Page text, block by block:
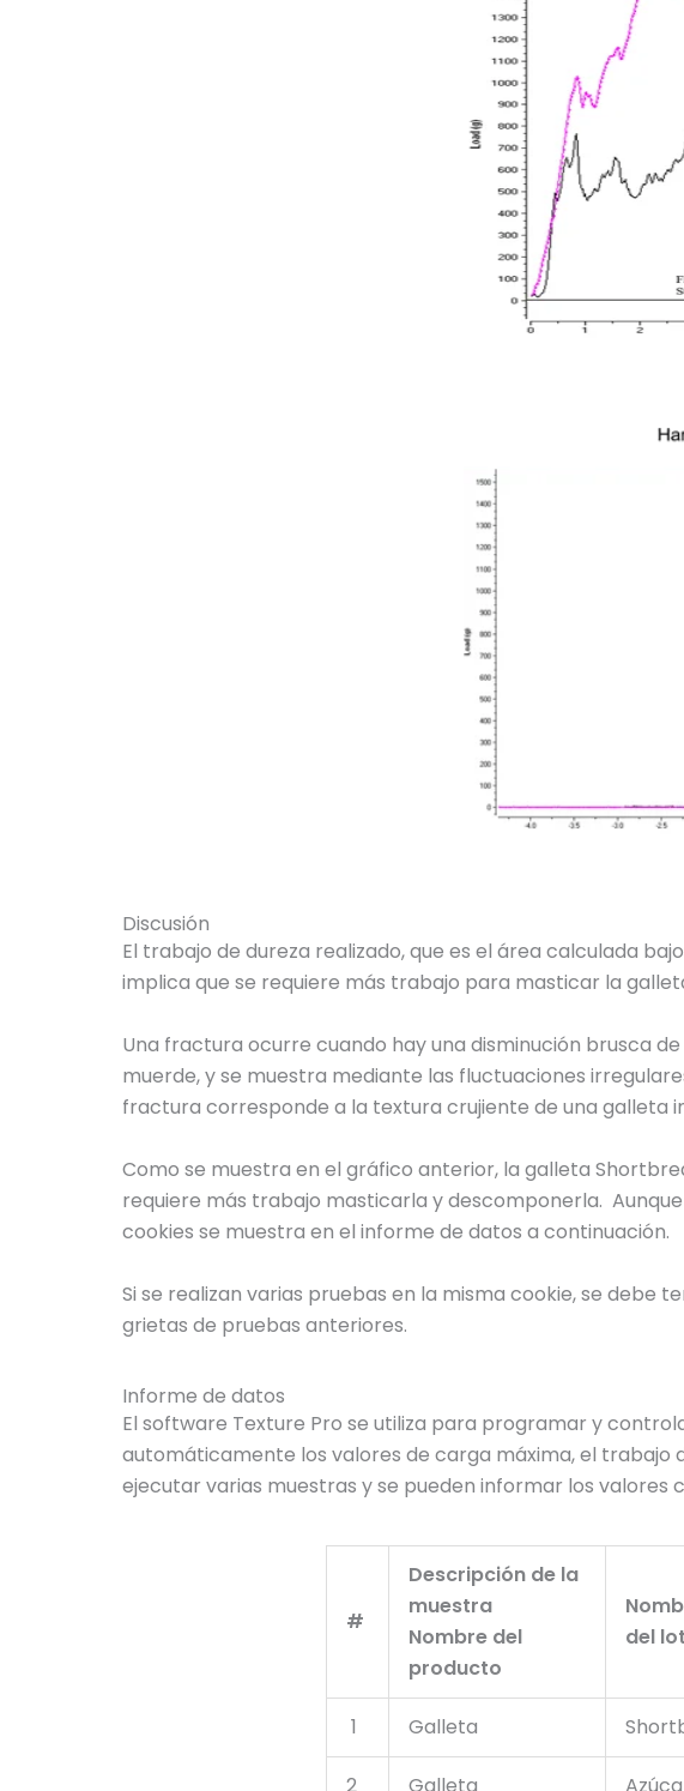
Discusión
El trabajo de dureza realizado, que es el área calculada
implica que se requiere más trabajo para masticar la
Una fractura ocurre cuando hay una disminución brusca
muerde, y se muestra mediante las fluctuaciones
fractura corresponde a la textura crujiente de una galleta
Como se muestra en el gráfico anterior, la galleta
requiere más trabajo masticarla y descomponerla.
cookies se muestra en el informe de datos a continuación.
Si se realizan varias pruebas en la misma cookie, se
grietas de pruebas anteriores.
Informe de datos
El software Texture Pro se utiliza para programar y
automáticamente los valores de carga máxima, el trabajo
ejecutar varias muestras y se pueden informar los valores
#
Descripción de la
muestra
Nombre del
producto
del
1 Galleta
2 Galleta